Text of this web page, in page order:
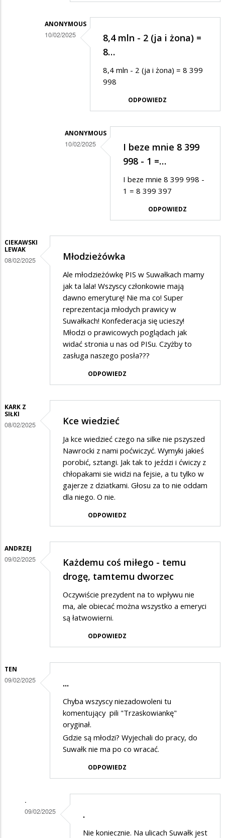
ANONYMOUS
10/02/2025
odpowiedzi
Emerytów
oni
zmiotą
ten
uśmiechnięty
8,4 mln - 2 (ja i żona) =
8…
8,4 mln - 2 (ja i żona) = 8 399
998
ODPOWIEDZ
ANONYMOUS
10/02/2025
odpowiedzi
mln
-
2
i
żona)
=
I beze mnie 8 399
998 - 1 =…
I beze mnie 8 399 998 -
1 = 8 399 397
ODPOWIEDZ
CIEKAWSKI
LEWAK
08/02/2025 Młodzieżówka
Ale młodzieżówkę PIS w Suwałkach mamy
jak ta lala! Wszyscy członkowie mają
dawno emeryturę! Nie ma co! Super
reprezentacja młodych prawicy w
Suwałkach! Konfederacja się ucieszy!
Młodzi o prawicowych poglądach jak
widać stronia u nas od PISu. Czyżby to
zasługa naszego posła???
ODPOWIEDZ
KARK Z
SIŁKI
08/02/2025 Kce wiedzieć
Ja kce wiedzieć czego na silke nie pszyszed
Nawrocki z nami poćwiczyć. Wymyki jakieś
porobić, sztangi. Jak tak to jeździ i ćwiczy z
chłopakami sie widzi na fejsie, a tu tylko w
gajerze z dziatkami. Głosu za to nie oddam
dla niego. O nie.
ODPOWIEDZ
ANDRZEJ
09/02/2025
Każdemu coś miłego - temu
drogę, tamtemu dworzec
Oczywiście prezydent na to wpływu nie
ma, ale obiecać można wszystko a emeryci
są łatwowierni.
ODPOWIEDZ
TEN
09/02/2025 ...
Chyba wszyscy niezadowoleni tu
komentujący pili "Trzaskowiankę"
oryginał.
Gdzie są młodzi? Wyjechali do pracy, do
Suwałk nie ma po co wracać.
ODPOWIEDZ
.
09/02/2025 .
Nie koniecznie. Na ulicach Suwałk jest